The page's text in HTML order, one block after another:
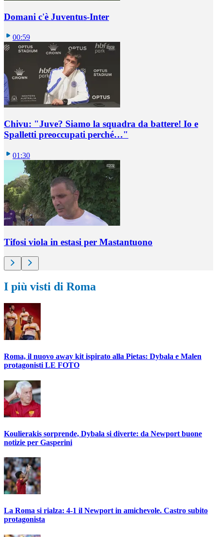
Domani c'è Juventus-Inter
00:59
Chivu: "Juve? Siamo la squadra da battere! Io e
Spalletti preoccupati perché…"
01:30
Tifosi viola in estasi per Mastantuono
I più visti di Roma
Roma, il nuovo away kit ispirato alla Pietas: Dybala e Malen
protagonisti LE FOTO
Koulierakis sorprende, Dybala si diverte: da Newport buone
notizie per Gasperini
La Roma si rialza: 4-1 il Newport in amichevole. Castro subito
protagonista